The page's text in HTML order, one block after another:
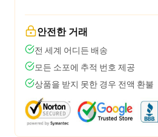
안전한 거래
전 세계 어디든 배송
모든 소포에 추적 번호 제공
상품을 받지 못한 경우 전액 환불